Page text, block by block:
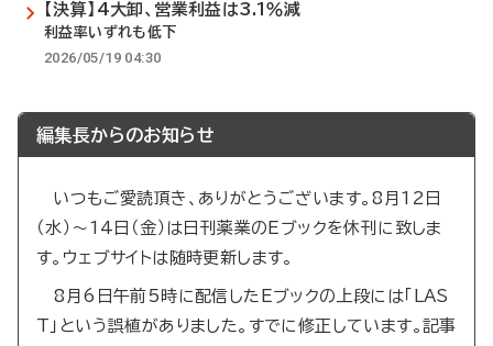
【決算】4大卸、営業利益は3.1％減
利益率いずれも低下
2026/05/19 04:30
編集長からのお知らせ
いつもご愛読頂き、ありがとうございます。8月12日
（水）～14日（金）は日刊薬業のEブックを休刊に致しま
す。ウェブサイトは随時更新します。
8月6日午前5時に配信したEブックの上段には「LAS
T」という誤植がありました。すでに修正しています。記事